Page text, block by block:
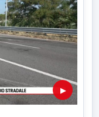
▶